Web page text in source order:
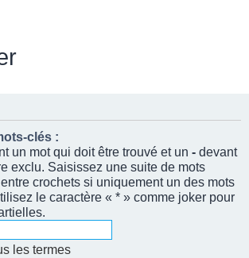
clés :
un mot qui doit être trouvé et un - devant
exclu. Saisissez une suite de mots
entre crochets si uniquement un des mots
le caractère « * » comme joker pour
les termes